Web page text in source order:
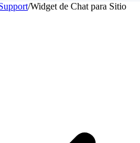
/Widget de Chat para Sitio